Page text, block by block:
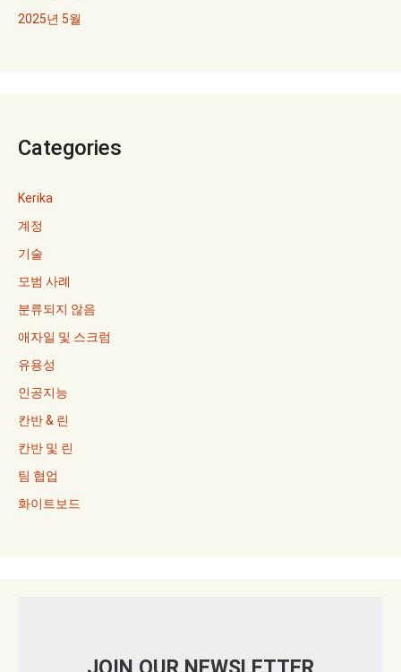
2025년 5월
Categories
Kerika
계정
기술
모범 사례
분류되지 않음
애자일 및 스크럼
유용성
인공지능
칸반 & 린
칸반 및 린
팀 협업
화이트보드